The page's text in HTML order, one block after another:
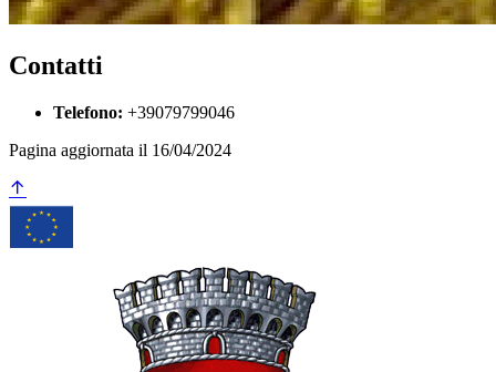
Contatti
Telefono: +39079799046
Pagina aggiornata il 16/04/2024